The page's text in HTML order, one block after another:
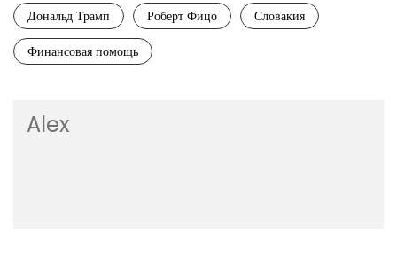
Дональд Трамп
Роберт Фицо
Словакия
Финансовая помощь
Alex